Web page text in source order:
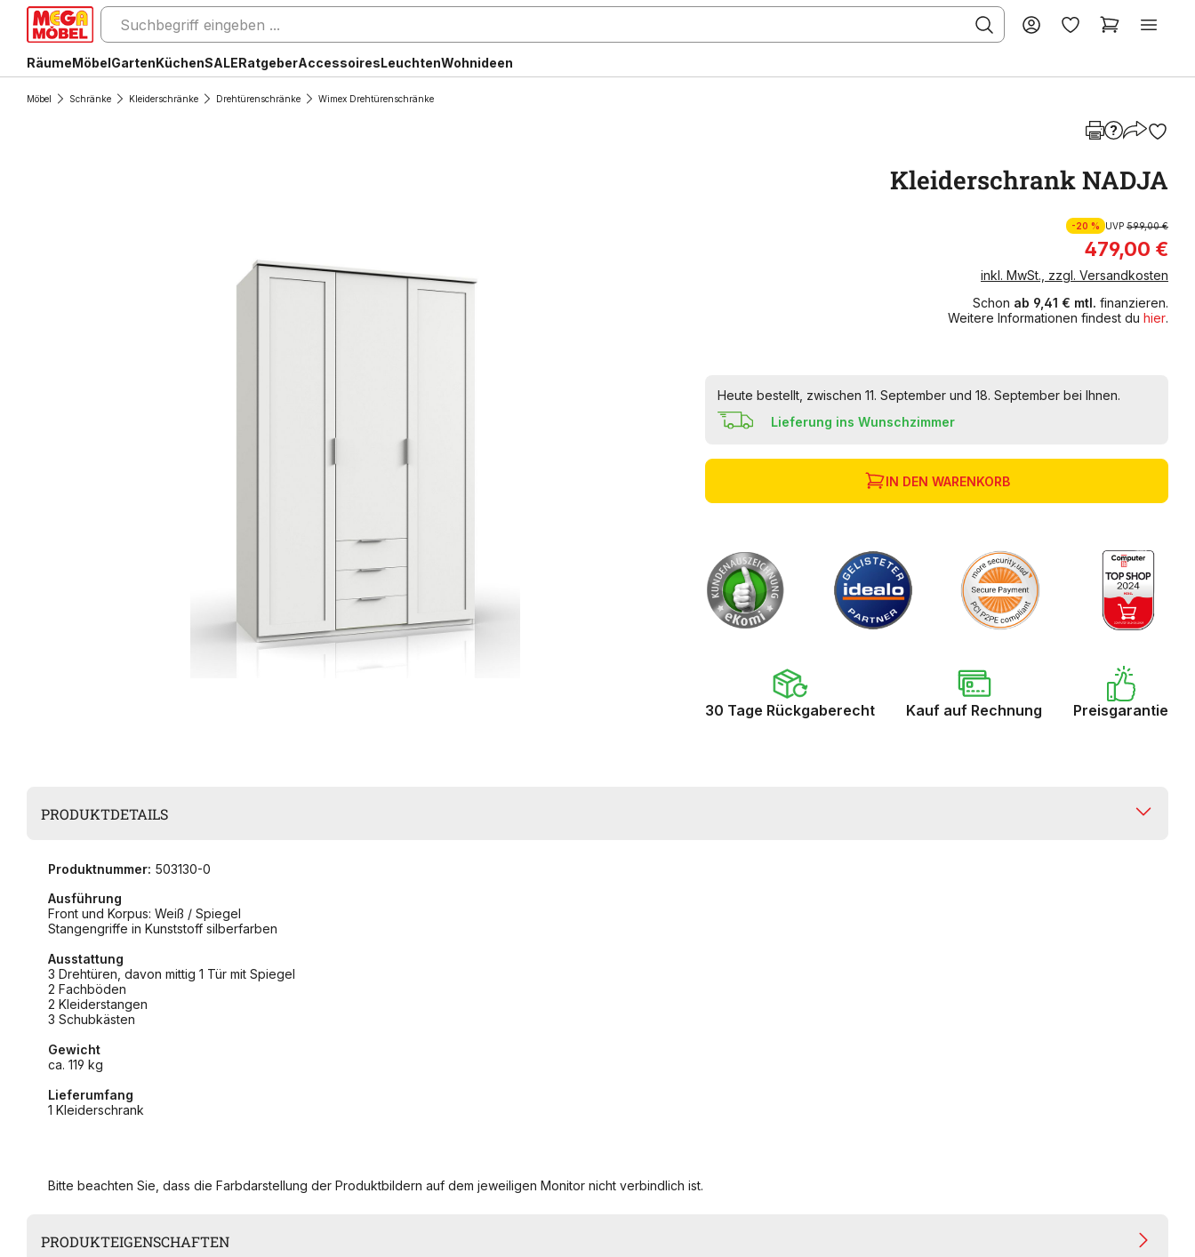
RäumeMöbelGartenKüchenSALERatgeberAccessoiresLeuchtenWohnideen
Möbel Schränke Kleiderschränke Drehtürenschränke Wimex Drehtürenschränke
Kleiderschrank NADJA
-20 % UVP 599,00 €
479,00 €
inkl. MwSt., zzgl. Versandkosten
Schon ab 9,41 € mtl. finanzieren.
Weitere Informationen findest du hier.
Heute bestellt, zwischen 11. September und 18. September bei Ihnen.
Lieferung ins Wunschzimmer
IN DEN WARENKORB
30 Tage Rückgaberecht Kauf auf Rechnung Preisgarantie
PRODUKTDETAILS
Produktnummer: 503130-0
Ausführung
Front und Korpus: Weiß / Spiegel
Stangengriffe in Kunststoff silberfarben
Ausstattung
3 Drehtüren, davon mittig 1 Tür mit Spiegel
2 Fachböden
2 Kleiderstangen
3 Schubkästen
Gewicht
ca. 119 kg
Lieferumfang
1 Kleiderschrank
Bitte beachten Sie, dass die Farbdarstellung der Produktbildern auf dem jeweiligen Monitor nicht verbindlich ist.
PRODUKTEIGENSCHAFTEN